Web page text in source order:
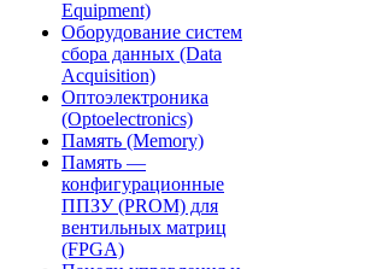
Equipment)
Оборудование систем
сбора данных (Data
Acquisition)
Оптоэлектроника
(Optoelectronics)
Память (Memory)
Память —
конфигурационные
ППЗУ (PROM) для
вентильных матриц
(FPGA)